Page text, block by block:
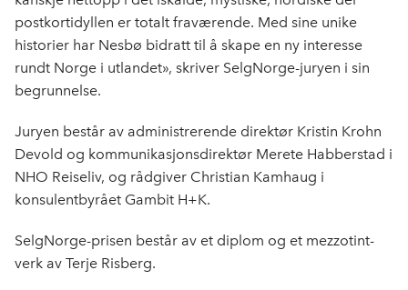
postkortidyllen er totalt fraværende. Med sine unike
historier har Nesbø bidratt til å skape en ny interesse
rundt Norge i utlandet», skriver SelgNorge-juryen i sin
begrunnelse.
Juryen består av administrerende direktør Kristin Krohn
Devold og kommunikasjonsdirektør Merete Habberstad i
NHO Reiseliv, og rådgiver Christian Kamhaug i
konsulentbyrået Gambit H+K.
SelgNorge-prisen består av et diplom og et mezzotint-
verk av Terje Risberg.